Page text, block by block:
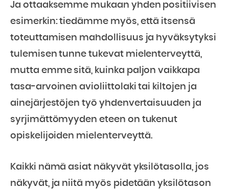
Ja ottaaksemme mukaan yhden positiivisen
esimerkin: tiedämme myös, että itsensä
toteuttamisen mahdollisuus ja hyväksytyksi
tulemisen tunne tukevat mielenterveyttä,
mutta emme sitä, kuinka paljon vaikkapa
tasa-arvoinen avioliittolaki tai kiltojen ja
ainejärjestöjen työ yhdenvertaisuuden ja
syrjimättömyyden eteen on tukenut
opiskelijoiden mielenterveyttä.
Kaikki nämä asiat näkyvät yksilötasolla, jos
näkyvät, ja niitä myös pidetään yksilötason